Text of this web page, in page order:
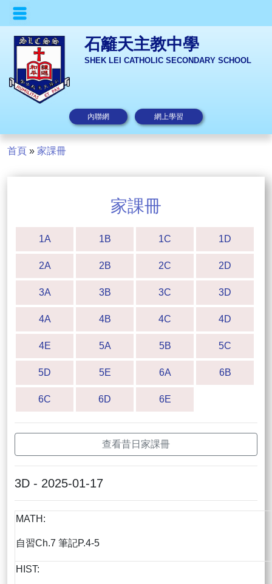
石籬天主教中學
SHEK LEI CATHOLIC SECONDARY SCHOOL
內聯網 網上學習
首頁 » 家課冊
家課冊
1A 1B 1C 1D
2A 2B 2C 2D
3A 3B 3C 3D
4A 4B 4C 4D
4E 5A 5B 5C
5D 5E 6A 6B
6C 6D 6E
查看昔日家課冊
3D - 2025-01-17
MATH:
自習Ch.7 筆記P.4-5
HIST: